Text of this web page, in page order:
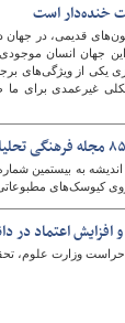
خنده‌دار است
قدیمی، در جهان
جهان انسان موجودی
یکی از ویژگی‌های
غیرعمدی برای ما
کيوسک‌های
و افزایش اعتماد
وزارت علوم،